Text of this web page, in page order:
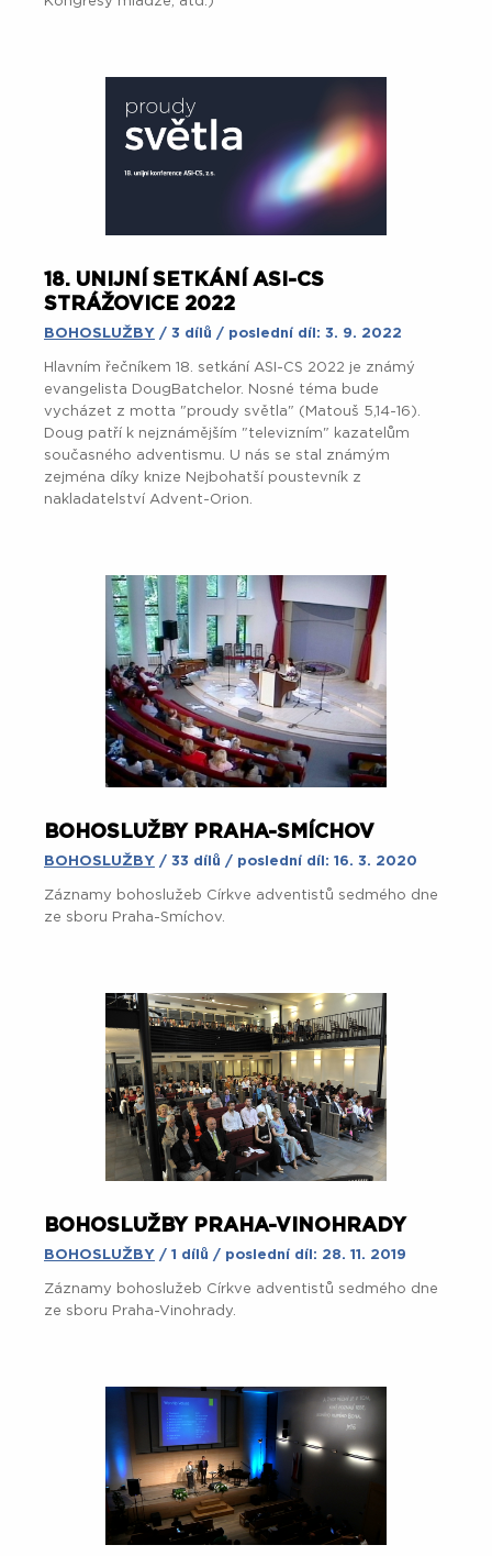
18. UNIJNÍ SETKÁNÍ ASI-CS
STRÁŽOVICE 2022
BOHOSLUŽBY / 3 dílů / poslední díl: 3. 9. 2022
Hlavním řečníkem 18. setkání ASI-CS 2022 je známý
evangelista DougBatchelor. Nosné téma bude
vycházet z motta "proudy světla" (Matouš 5,14-16).
Doug patří k nejznámějším "televizním" kazatelům
současného adventismu. U nás se stal známým
zejména díky knize Nejbohatší poustevník z
nakladatelství Advent-Orion.
BOHOSLUŽBY PRAHA-SMÍCHOV
BOHOSLUŽBY / 33 dílů / poslední díl: 16. 3. 2020
Záznamy bohoslužeb Církve adventistů sedmého dne
ze sboru Praha-Smíchov.
BOHOSLUŽBY PRAHA-VINOHRADY
BOHOSLUŽBY / 1 dílů / poslední díl: 28. 11. 2019
Záznamy bohoslužeb Církve adventistů sedmého dne
ze sboru Praha-Vinohrady.